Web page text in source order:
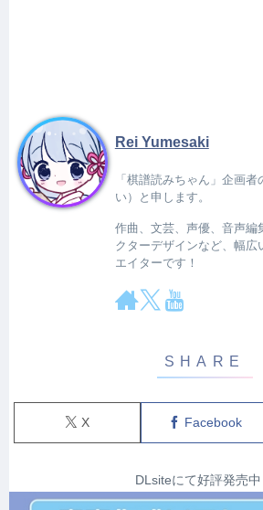
Rei Yumesaki
「棋譜読みちゃん」企画
い）と申します。
作曲、文芸、声優、音声編
クターデザインなど、幅広
エイターです！
X Facebook
DLsiteにて好評発売中